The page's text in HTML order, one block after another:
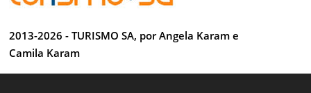
2013-2026 - TURISMO SA, por Angela Karam e
Camila Karam